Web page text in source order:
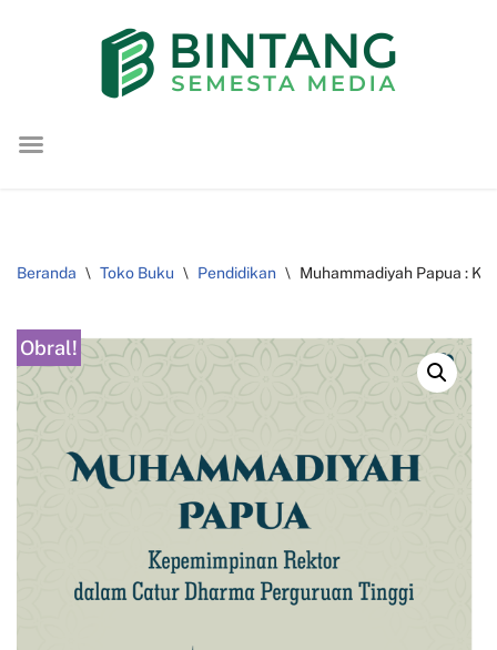
konten
Beranda \ Toko Buku \ Pendidikan \ Muhammadiyah Papua :
Obral!